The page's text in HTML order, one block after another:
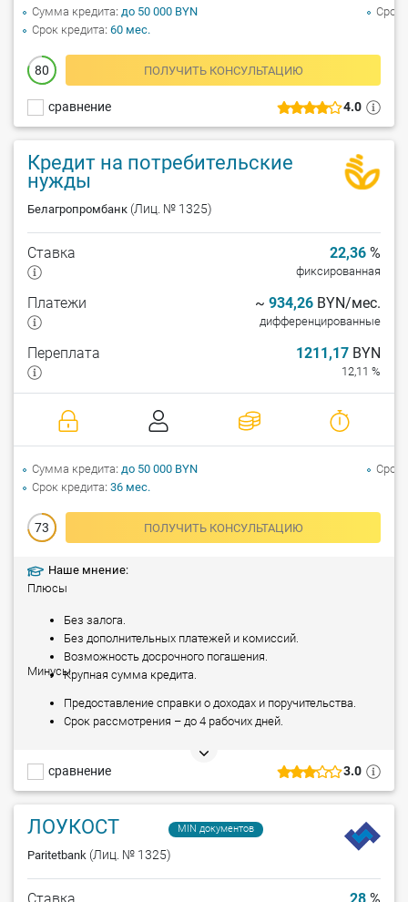
4.0
сравнение
80 ПОЛУЧИТЬ КОНСУЛЬТАЦИЮ
Сумма кредита до 50 000 BYN
Срок кредита 60 мес.
Срок
Кредит на потребительские
нужды
Белагропромбанк (Лиц. № 1325)
3.0
сравнение
Ставка 22,36 %
фиксированная
Платежи ~ 934,26 BYN/мес.
дифференцированные
Переплата 1211,17 BYN
12,11 %
73 ПОЛУЧИТЬ КОНСУЛЬТАЦИЮ
Сумма кредита до 50 000 BYN
Срок кредита 36 мес.
Срок
Наше мнение:
Плюсы
Без залога.
Без дополнительных платежей и комиссий.
Возможность досрочного погашения.
Крупная сумма кредита.
Минусы
Предоставление справки о доходах и поручительства.
Срок рассмотрения – до 4 рабочих дней.
ЛОУКОСТ MIN документов
Paritetbank (Лиц. № 1325)